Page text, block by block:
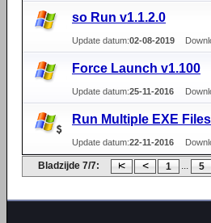
so Run v1.1.2.0
Update datum:02-08-2019
Force Launch v1.100
Update datum:25-11-2016
Run Multiple EXE
Update datum:22-11-2016
Bladzijde 7/7: 1 ... 5